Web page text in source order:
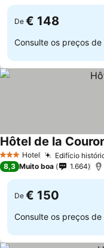
De € 148
Consulte os preços de
3 EstrelasHotel Edifício
Hôtel de la
8,3 Muito boa 1.664
De € 150
Consulte os preços de